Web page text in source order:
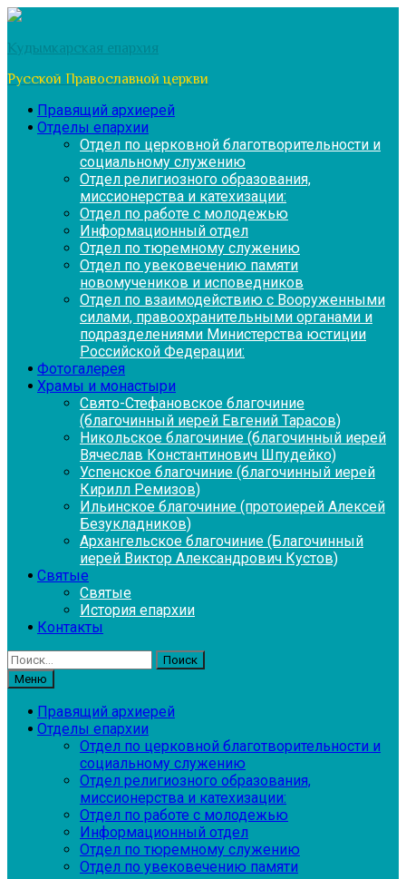
Перейти
содержимому
Кудымкарская епархия
Русской Православной церкви
Правящий архиерей
Отделы епархии
Отдел по церковной благотворительности и
социальному служению
Отдел религиозного образования,
миссионерства и катехизации:
Отдел по работе с молодежью
Информационный отдел
Отдел по тюремному служению
Отдел по увековечению памяти
новомучеников и исповедников
Отдел по взаимодействию с Вооруженными
силами, правоохранительными органами и
подразделениями Министерства юстиции
Российской Федерации:
Фотогалерея
Храмы и монастыри
Свято-Стефановское благочиние
(благочинный иерей Евгений Тарасов)
Никольское благочиние (благочинный иерей
Вячеслав Константинович Шпудейко)
Успенское благочиние (благочинный иерей
Кирилл Ремизов)
Ильинское благочиние (протоиерей Алексей
Безукладников)
Архангельское благочиние (Благочинный
иерей Виктор Александрович Кустов)
Святые
Святые
История епархии
Контакты
Найти:
Меню
Правящий архиерей
Отделы епархии
Отдел по церковной благотворительности и
социальному служению
Отдел религиозного образования,
миссионерства и катехизации:
Отдел по работе с молодежью
Информационный отдел
Отдел по тюремному служению
Отдел по увековечению памяти